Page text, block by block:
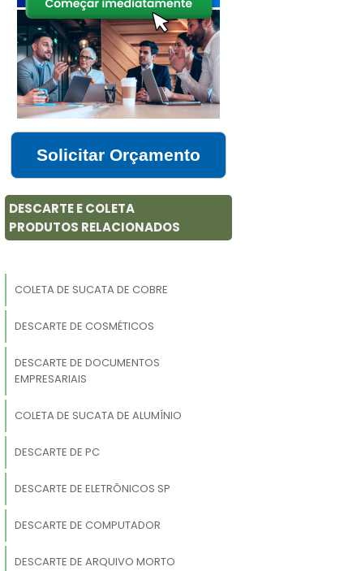
Solicitar Orçamento
DESCARTE E COLETA
PRODUTOS RELACIONADOS
COLETA DE SUCATA DE COBRE
DESCARTE DE COSMÉTICOS
DESCARTE DE DOCUMENTOS
EMPRESARIAIS
COLETA DE SUCATA DE ALUMÍNIO
DESCARTE DE PC
DESCARTE DE ELETRÔNICOS SP
DESCARTE DE COMPUTADOR
DESCARTE DE ARQUIVO MORTO